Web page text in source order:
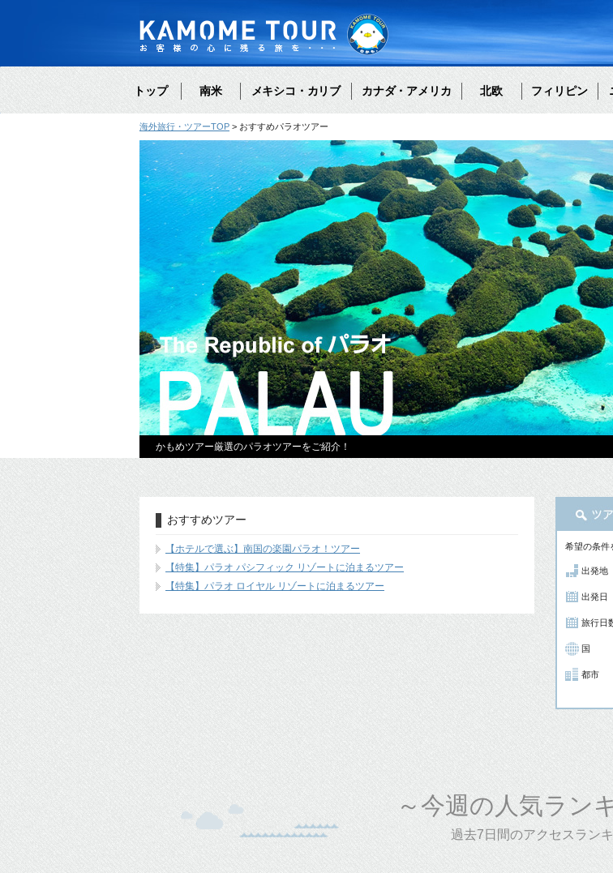
トップ 南米 メキシコ・カリブ カナダ・アメリカ 北欧 フィリピン
海外旅行・ツアーTOP おすすめパラオツアー
かもめツアー厳選のパラオツアーをご紹介！
おすすめツアー
【ホテルで選ぶ】南国の楽園パラオ！ツアー
【特集】パラオ パシフィック リゾートに泊まるツアー
【特集】パラオ ロイヤル リゾートに泊まるツアー
希望の条件
出発地
出発日
旅行日
国
都市
～今週の人気ラン
過去7日間のアクセスラン